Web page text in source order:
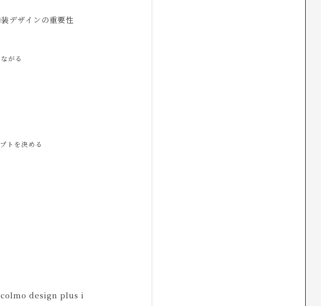
デザインの重要性
がる
トを決める
colmo design plus i